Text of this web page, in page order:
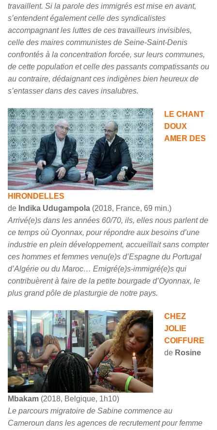
travaillent. Si la parole des immigrés est mise en avant,
s’entendent également celle des syndicalistes
accompagnant les luttes de ces travailleurs invisibles,
celle des maires communistes de Seine-Saint-Denis
confrontés à la concentration forcée, sur leurs communes,
de cette population et celle des passants compatissants ou
au contraire, dédaignant ces indigènes bien heureux de
s’entasser dans des caves insalubres.
LE CHANT
DOUX
AMER DES
HIRONDELLES
de Indika Udugampola (2018, France, 69 min.)
Arrivé(e)s dans les années 60/70, ils, elles nous parlent de
ce temps où Oyonnax, pour répondre aux besoins d’une
industrie en plein développement, accueillait sans compter
ces hommes et femmes venu(e)s d’Espagne du Portugal
d’Algérie ou du Maroc… Emigré(e)s-immigré(e)s qui
contribuèrent à faire de la petite bourgade d’Oyonnax, le
plus grand pôle de plasturgie de notre pays.
CHEZ
JOLIE
COIFFURE
de Rosine
Mbakam (2018, Belgique, 1h10)
Le parcours migratoire de Sabine commence au
Cameroun dans les agences de recrutement pour femme